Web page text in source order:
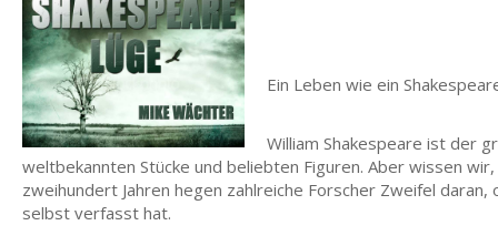
Ein Leben wie ein
William Shakespeare ist der
weltbekannten Stücke und beliebten Figuren. Aber wissen
zweihundert Jahren hegen zahlreiche Forscher Zweifel
selbst verfasst hat.